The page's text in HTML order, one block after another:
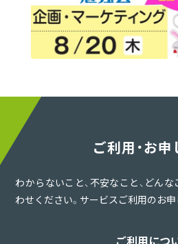
ご利用・お
わからないこと、不安なこと、どん
わせください。サービスご利用のお